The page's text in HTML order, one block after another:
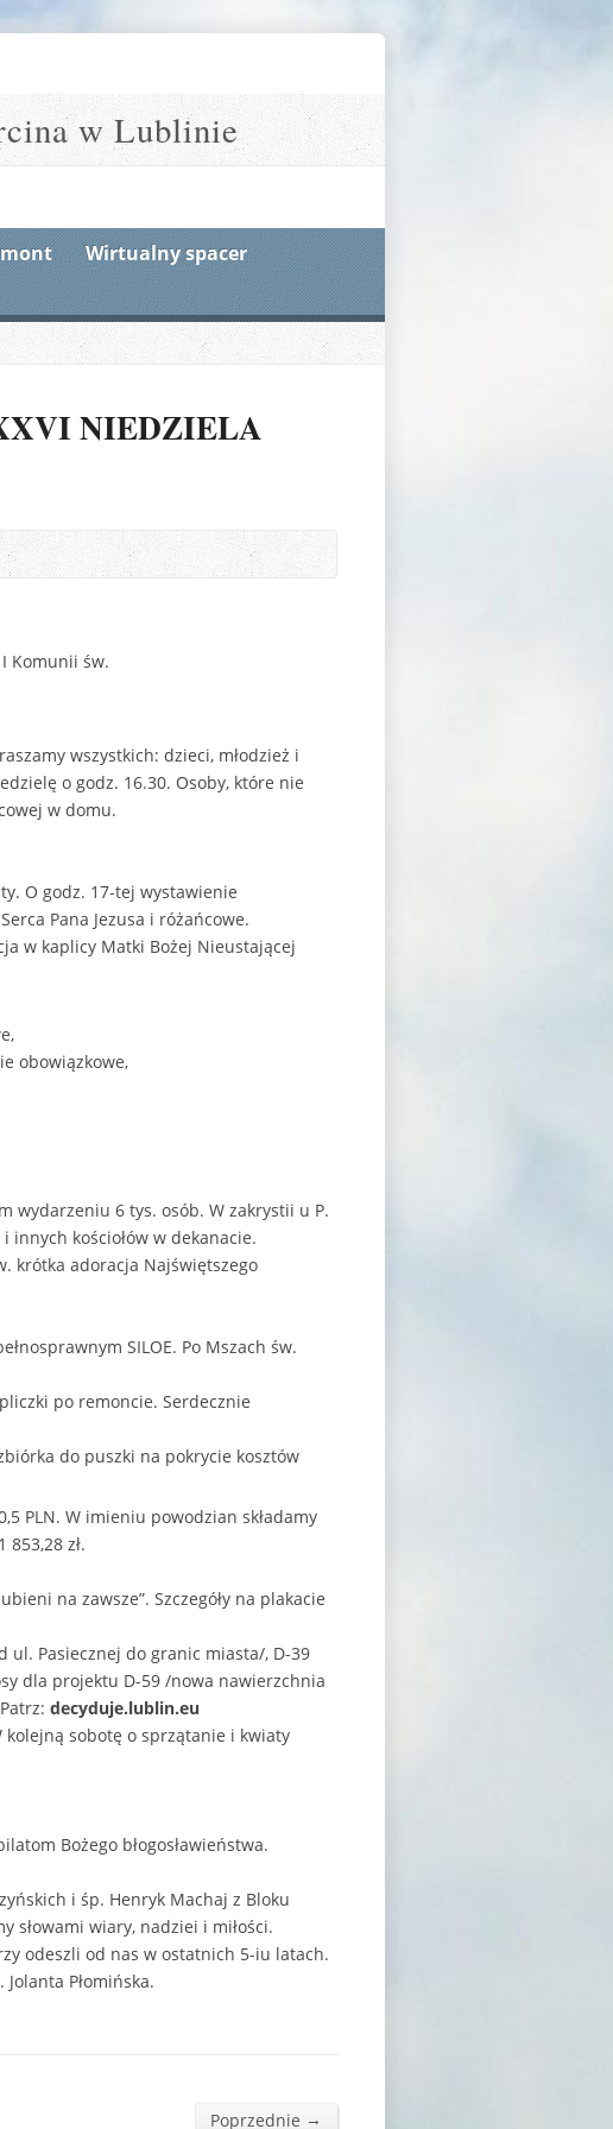
w Lublinie
Wirtualny spacer
NIEDZIELA
Komunii św.
wszystkich: dzieci, młodzież i
o godz. 16.30. Osoby, które nie
w domu.
O godz. 17-tej wystawienie
Pana Jezusa i różańcowe.
w kaplicy Matki Bożej Nieustającej
obowiązkowe,
wydarzeniu 6 tys. osób. W zakrystii u P.
innych kościołów w dekanacie.
krótka adoracja Najświętszego
SILOE. Po Mszach św.
po remoncie. Serdecznie
do puszki na pokrycie kosztów
PLN. W imieniu powodzian składamy
zł.
na zawsze”. Szczegóły na plakacie
ul. Pasiecznej do granic miasta/, D-39
dla projektu D-59 /nowa nawierzchnia
decyduje.lublin.eu
kolejną sobotę o sprzątanie i kwiaty
Bożego błogosławieństwa.
i śp. Henryk Machaj z Bloku
słowami wiary, nadziei i miłości.
odeszli od nas w ostatnich 5-iu latach.
Płomińska.
Poprzednie →